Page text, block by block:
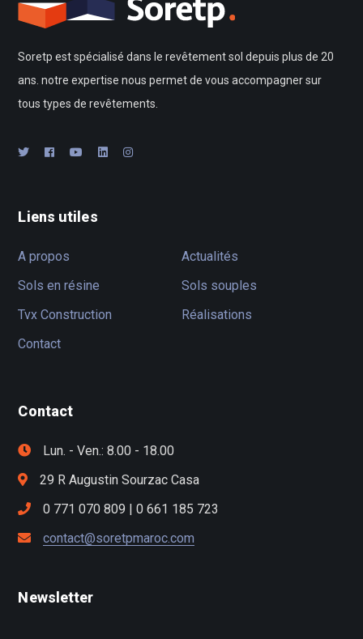
Soretp est spécialisé dans le revêtement sol depuis plus de 20
ans. notre expertise nous permet de vous accompagner sur
tous types de revêtements.
Liens utiles
A propos
Actualités
Sols en résine
Sols souples
Tvx Construction
Réalisations
Contact
Contact
Lun. - Ven.: 8.00 - 18.00
29 R Augustin Sourzac Casa
0 771 070 809 | 0 661 185 723
contact@soretpmaroc.com
Newsletter